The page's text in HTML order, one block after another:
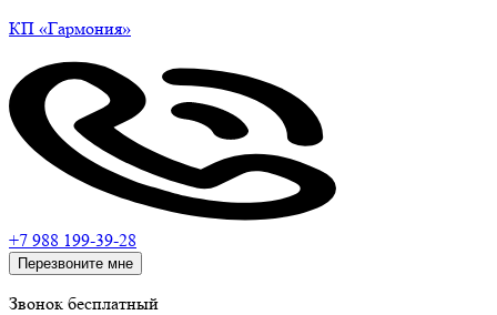
КП «Гармония»
+7 988 199-39-28
Перезвоните мне
Звонок бесплатный